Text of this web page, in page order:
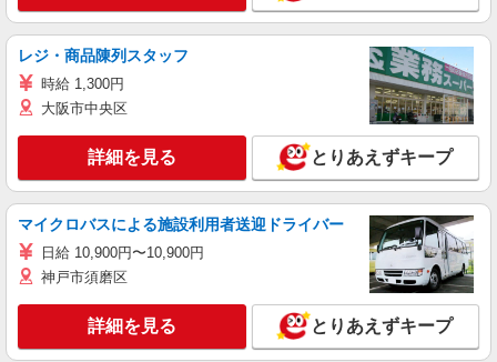
レジ・商品陳列スタッフ
時給 1,300円
大阪市中央区
詳細を見る とりあえずキープ
マイクロバスによる施設利用者送迎ドライバー
日給 10,900円〜10,900円
神戸市須磨区
詳細を見る とりあえずキープ